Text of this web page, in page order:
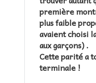
première
plus faible
avaient choisi
aux garçons) .
Cette parité a
terminale !